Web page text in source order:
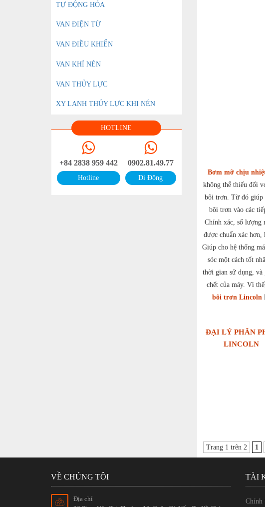
Bơm mỡ chịu
không thể thiếu đối
bôi trơn. Từ đó giúp
bôi trơn vào các
Chính xác, số lượng
được chuẩn xác
Giúp cho hệ thống
sóc một cách tốt
thời gian sử dụng, và
chết của máy. Vì
bôi trơn Lincoln
ĐẠI LÝ PHÂN
LINCOLN
Trang 1 trên 2 1
TỰ ĐỘNG HÓA
VAN ĐIỆN TỪ
VAN ĐIỀU KHIỂN
VAN KHÍ NÉN
VAN THỦY LỰC
XY LANH THỦY LỰC KHI NÉN
HOTLINE
+84 2838 959 442
Hotline
0902.81.49.77
Di Động
VỀ CHÚNG TÔI
Địa chỉ
TÀI
Chính